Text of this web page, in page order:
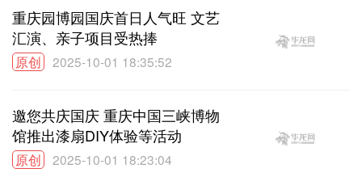
重庆园博园国庆首日人气旺 文艺
汇演、亲子项目受热捧
原创 2025-10-01 18:35:52
邀您共庆国庆 重庆中国三峡博物
馆推出漆扇DIY体验等活动
原创 2025-10-01 18:23:04